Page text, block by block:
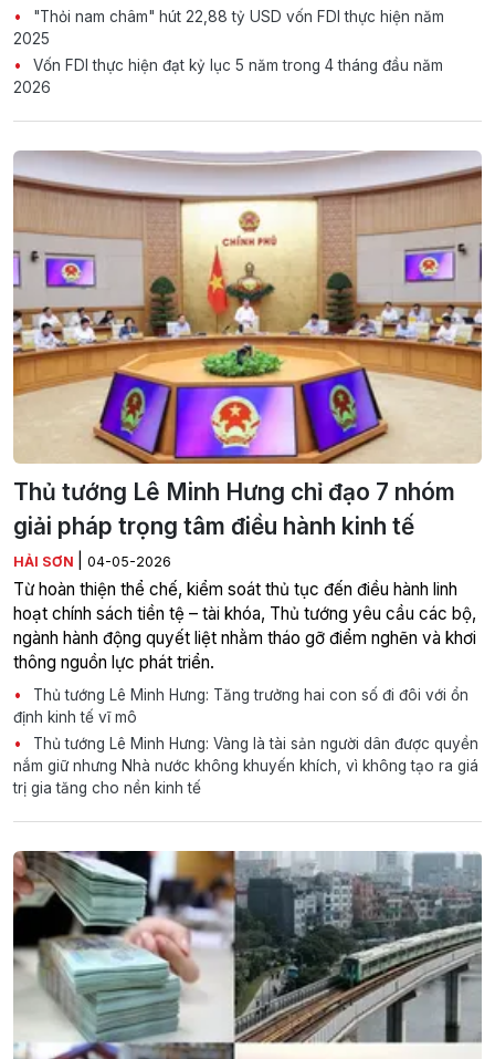
"Thỏi nam châm" hút 22,88 tỷ USD vốn FDI thực hiện năm
2025
Vốn FDI thực hiện đạt kỷ lục 5 năm trong 4 tháng đầu năm
2026
Thủ tướng Lê Minh Hưng chỉ đạo 7 nhóm
giải pháp trọng tâm điều hành kinh tế
HẢI SƠN 04-05-2026
Từ hoàn thiện thể chế, kiểm soát thủ tục đến điều hành linh
hoạt chính sách tiền tệ – tài khóa, Thủ tướng yêu cầu các bộ,
ngành hành động quyết liệt nhằm tháo gỡ điểm nghẽn và khơi
thông nguồn lực phát triển.
Thủ tướng Lê Minh Hưng: Tăng trưởng hai con số đi đôi với ổn
định kinh tế vĩ mô
Thủ tướng Lê Minh Hưng: Vàng là tài sản người dân được quyền
nắm giữ nhưng Nhà nước không khuyến khích, vì không tạo ra giá
trị gia tăng cho nền kinh tế